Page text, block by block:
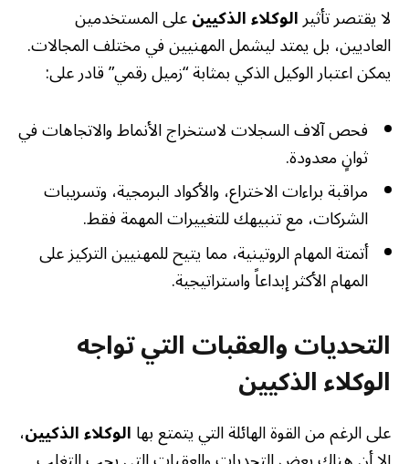
لا يقتصر تأثيرالوكلاء الذكيينعلى المستخدمين
العاديين، بل يمتد ليشمل المهنيين في مختلف المجالات.
يمكن اعتبار الوكيل الذكي بمثابة “زميل رقمي” قادر على:
فحص آلاف السجلات لاستخراج الأنماط والاتجاهات في
ثوانٍ معدودة.
مراقبة براءات الاختراع، والأكواد البرمجية، وتسريبات
الشركات، مع تنبيهك للتغييرات المهمة فقط.
أتمتة المهام الروتينية، مما يتيح للمهنيين التركيز على
المهام الأكثر إبداعاً واستراتيجية.
التحديات والعقبات التي تواجه
الوكلاء الذكيين
على الرغم من القوة الهائلة التي يتمتع بهاالوكلاء الذكيين،